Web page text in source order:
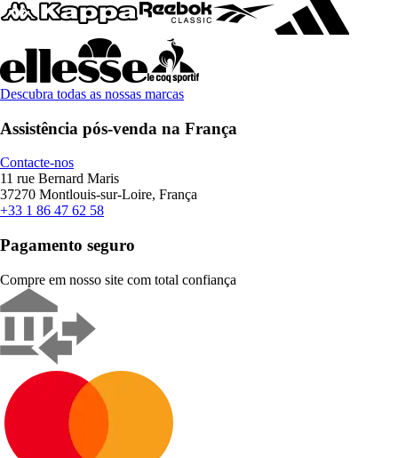
Descubra todas as nossas marcas
Assistência pós-venda na França
Contacte-nos
11 rue Bernard Maris
37270 Montlouis-sur-Loire, França
+33 1 86 47 62 58
Pagamento seguro
Compre em nosso site com total confiança